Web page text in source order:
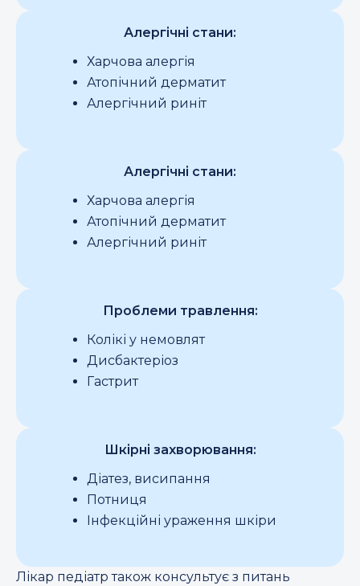
Алергічні стани:
Харчова алергія
Атопічний дерматит
Алергічний риніт
Алергічні стани:
Харчова алергія
Атопічний дерматит
Алергічний риніт
Проблеми травлення:
Колікі у немовлят
Дисбактеріоз
Гастрит
Шкірні захворювання:
Діатез, висипання
Потниця
Інфекційні ураження шкіри
Лікар педіатр також консультує з питань